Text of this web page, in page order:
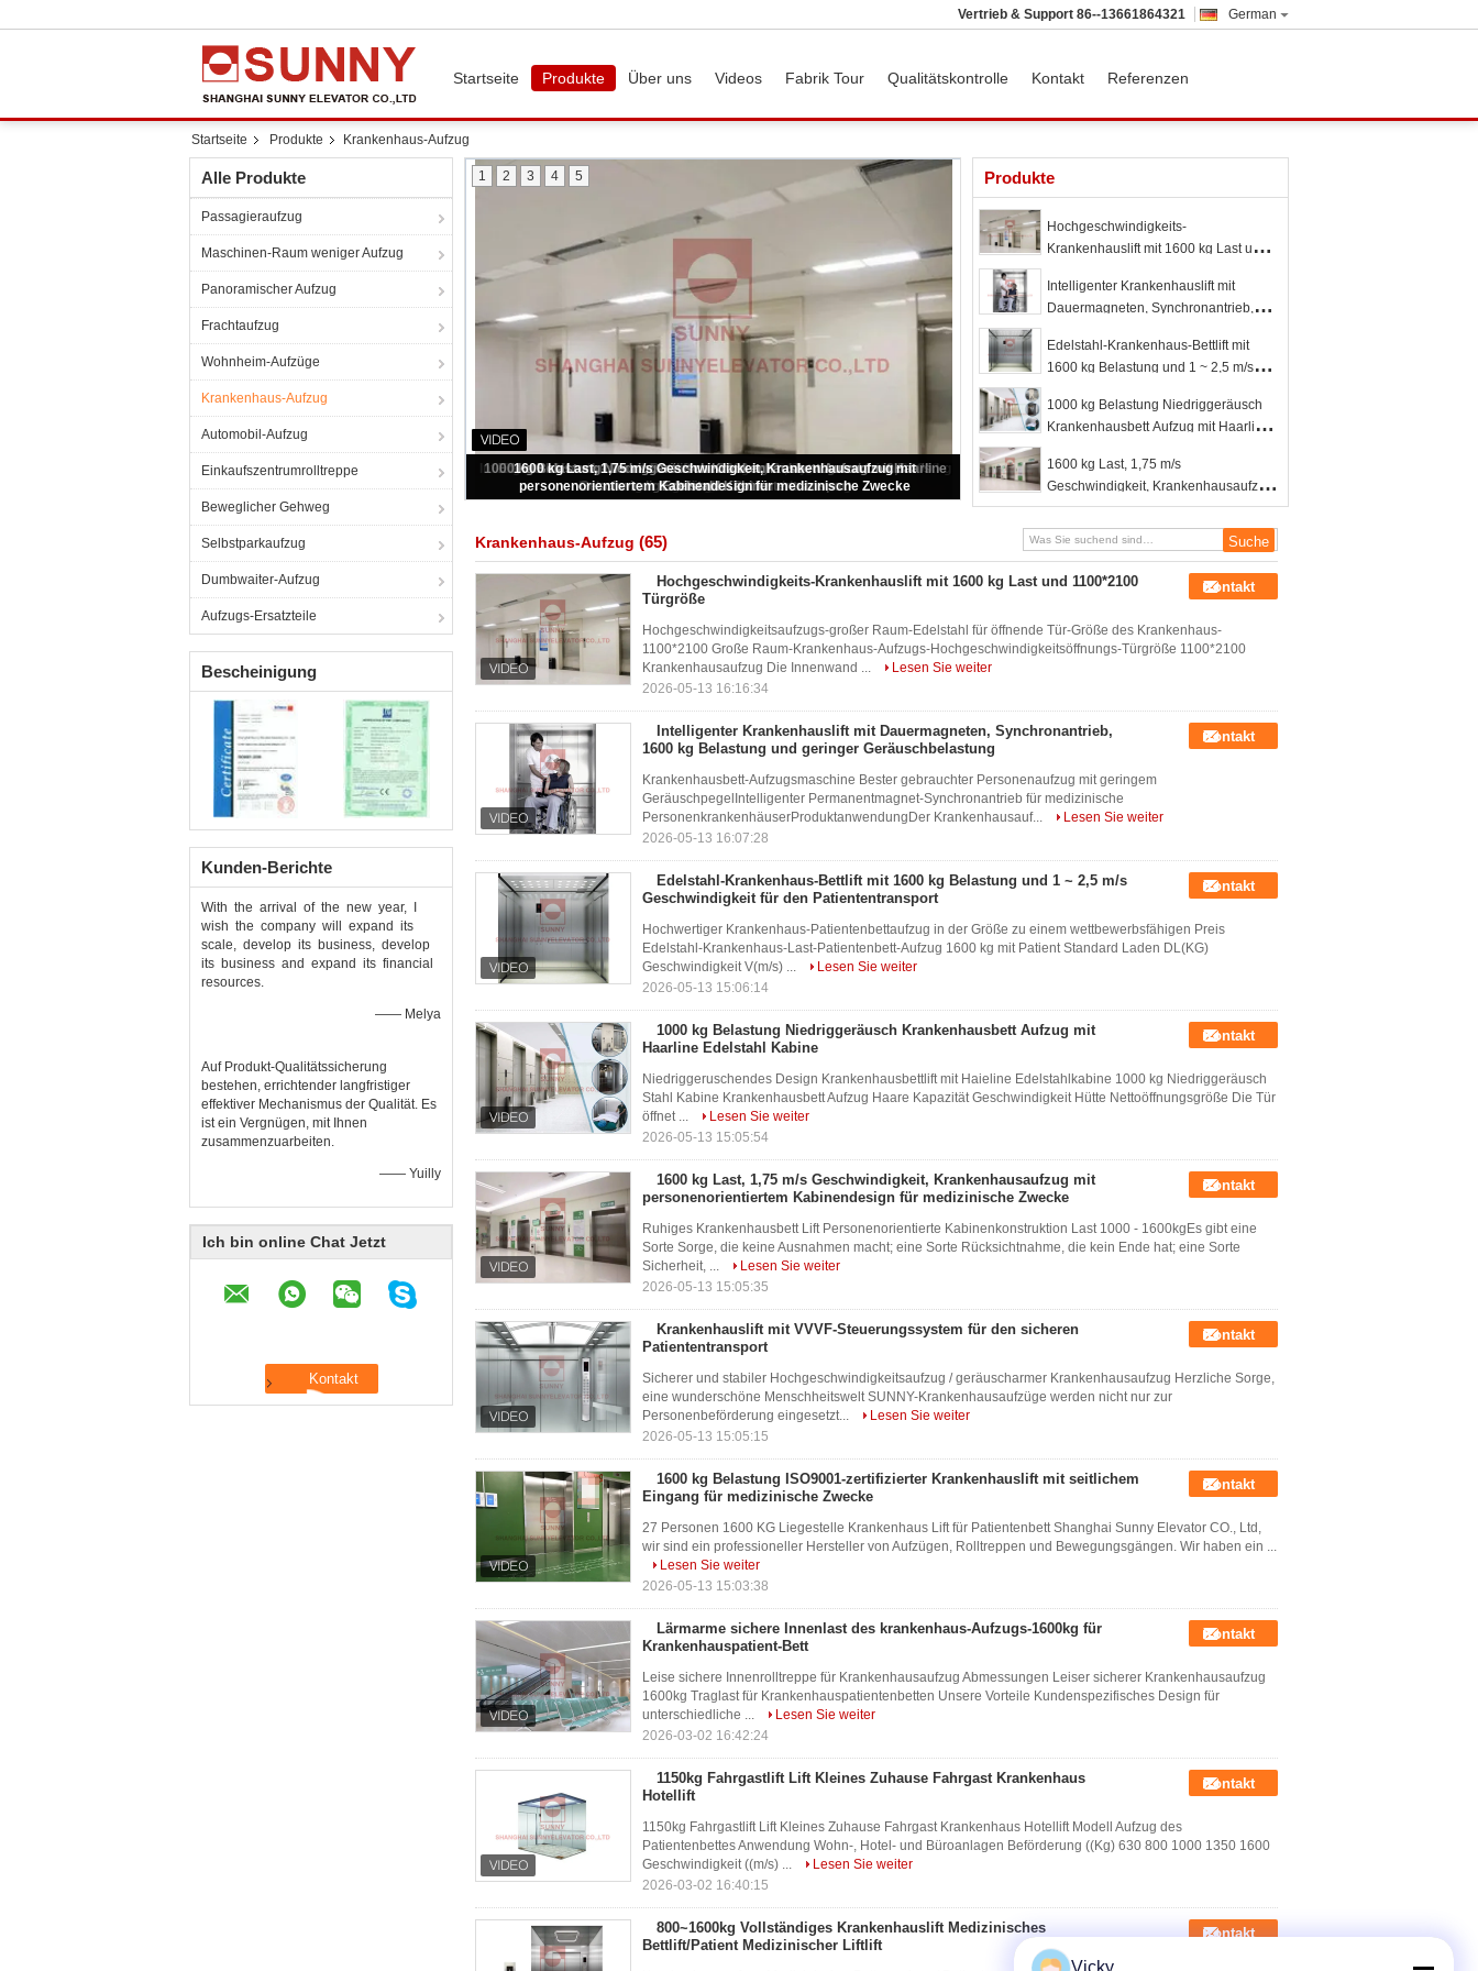
German
Vertrieb & Support 86--13661864321
Startseite Produkte Über uns Videos Fabrik Tour Qualitätskontrolle Kontakt Referenzen
Startseite Produkte Krankenhaus-Aufzug
Alle Produkte
Passagieraufzug
Maschinen-Raum weniger Aufzug
Panoramischer Aufzug
Frachtaufzug
Wohnheim-Aufzüge
Krankenhaus-Aufzug
Automobil-Aufzug
Einkaufszentrumrolltreppe
Beweglicher Gehweg
Selbstparkaufzug
Dumbwaiter-Aufzug
Aufzugs-Ersatzteile
Bescheinigung
Kunden-Berichte
With the arrival of the new year, I
wish the company will expand its
scale, develop its business, develop
its business and expand its financial
resources.
—— Melya
Auf Produkt-Qualitätssicherung
bestehen, errichtender langfristiger
effektiver Mechanismus der Qualität. Es
ist ein Vergnügen, mit Ihnen
zusammenzuarbeiten.
—— Yuilly
Ich bin online Chat Jetzt
Hochgeschwindigkeits-Krankenhauslift mit 1600 kg Last und 1100*2100
Türgröße
1 2 3 4 5 Produkte
Hochgeschwindigkeits-
Krankenhauslift mit 1600 kg Last und
Intelligenter Krankenhauslift mit
Dauermagneten, Synchronantrieb,
Geräuschbelastung
Edelstahl-Krankenhaus-Bettlift mit
1600 kg Belastung und 1 ~ 2,5 m/s
Patiententransport
1000 kg Belastung Niedriggeräusch
Krankenhausbett Aufzug mit Haarline
1600 kg Last, 1,75 m/s
Geschwindigkeit, Krankenhausaufzug
mit personenorientiertem
Kabinendesign für medizinische
Zwecke
Krankenhaus-Aufzug (65)
Hochgeschwindigkeits-Krankenhauslift mit 1600 kg Last und 1100*2100
Türgröße
Kontakt
Hochgeschwindigkeitsaufzugs-großer Raum-Edelstahl für öffnende Tür-Größe des Krankenhaus-
1100*2100 Große Raum-Krankenhaus-Aufzugs-Hochgeschwindigkeitsöffnungs-Türgröße 1100*2100
Krankenhausaufzug Die Innenwand ...
Lesen Sie weiter
2026-05-13 16:16:34
Intelligenter Krankenhauslift mit Dauermagneten, Synchronantrieb,
1600 kg Belastung und geringer Geräuschbelastung
Kontakt
Krankenhausbett-Aufzugsmaschine Bester gebrauchter Personenaufzug mit geringem
GeräuschpegelIntelligenter Permanentmagnet-Synchronantrieb für medizinische
PersonenkrankenhäuserProduktanwendungDer Krankenhausauf...
Lesen Sie weiter
2026-05-13 16:07:28
Edelstahl-Krankenhaus-Bettlift mit 1600 kg Belastung und 1 ~ 2,5 m/s
Geschwindigkeit für den Patiententransport
Kontakt
Hochwertiger Krankenhaus-Patientenbettaufzug in der Größe zu einem wettbewerbsfähigen Preis
Edelstahl-Krankenhaus-Last-Patientenbett-Aufzug 1600 kg mit Patient Standard Laden DL(KG)
Geschwindigkeit V(m/s) ...
Lesen Sie weiter
2026-05-13 15:06:14
1000 kg Belastung Niedriggeräusch Krankenhausbett Aufzug mit
Haarline Edelstahl Kabine
Kontakt
Niedriggeruschendes Design Krankenhausbettlift mit Haieline Edelstahlkabine 1000 kg Niedriggeräusch
Stahl Kabine Krankenhausbett Aufzug Haare Kapazität Geschwindigkeit Hütte Nettoöffnungsgröße Die Tür
öffnet ...
Lesen Sie weiter
2026-05-13 15:05:54
1600 kg Last, 1,75 m/s Geschwindigkeit, Krankenhausaufzug mit
personenorientiertem Kabinendesign für medizinische Zwecke
Kontakt
Ruhiges Krankenhausbett Lift Personenorientierte Kabinenkonstruktion Last 1000 - 1600kgEs gibt eine
Sorte Sorge, die keine Ausnahmen macht; eine Sorte Rücksichtnahme, die kein Ende hat; eine Sorte
Sicherheit, ...
Lesen Sie weiter
2026-05-13 15:05:35
Krankenhauslift mit VVVF-Steuerungssystem für den sicheren
Patiententransport
Kontakt
Sicherer und stabiler Hochgeschwindigkeitsaufzug / geräuscharmer Krankenhausaufzug Herzliche Sorge,
eine wunderschöne Menschheitswelt SUNNY-Krankenhausaufzüge werden nicht nur zur
Personenbeförderung eingesetzt...
Lesen Sie weiter
2026-05-13 15:05:15
1600 kg Belastung ISO9001-zertifizierter Krankenhauslift mit seitlichem
Eingang für medizinische Zwecke
Kontakt
27 Personen 1600 KG Liegestelle Krankenhaus Lift für Patientenbett Shanghai Sunny Elevator CO., Ltd,
wir sind ein professioneller Hersteller von Aufzügen, Rolltreppen und Bewegungsgängen. Wir haben ein ...
Lesen Sie weiter
2026-05-13 15:03:38
Lärmarme sichere Innenlast des krankenhaus-Aufzugs-1600kg für
Krankenhauspatient-Bett
Kontakt
Leise sichere Innenrolltreppe für Krankenhausaufzug Abmessungen Leiser sicherer Krankenhausaufzug
1600kg Traglast für Krankenhauspatientenbetten Unsere Vorteile Kundenspezifisches Design für
unterschiedliche ...
Lesen Sie weiter
2026-03-02 16:42:24
1150kg Fahrgastlift Lift Kleines Zuhause Fahrgast Krankenhaus
Hotellift
Kontakt
1150kg Fahrgastlift Lift Kleines Zuhause Fahrgast Krankenhaus Hotellift Modell Aufzug des
Patientenbettes Anwendung Wohn-, Hotel- und Büroanlagen Beförderung ((Kg) 630 800 1000 1350 1600
Geschwindigkeit ((m/s) ...
Lesen Sie weiter
2026-03-02 16:40:15
800~1600kg Vollständiges Krankenhauslift Medizinisches
Bettlift/Patient Medizinischer Liftlift
Kontakt
Vicky